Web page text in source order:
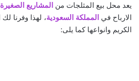
يعد محل بيع المثلجات من المشاريع
الارباح في المملكة السعودية، لهذا وفرنا
الكريم وانواعها كما يلى: